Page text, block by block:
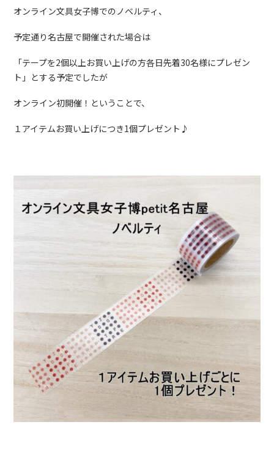
オンライン文具女子博でのノベルティ、
予定通り名古屋で開催された場合は
「テープを2個以上お買い上げの方各日先着30名様にプレゼン
ト」とする予定でしたが
オンライン初開催！ということで、
１アイテムお買い上げにつき1個プレゼント♪